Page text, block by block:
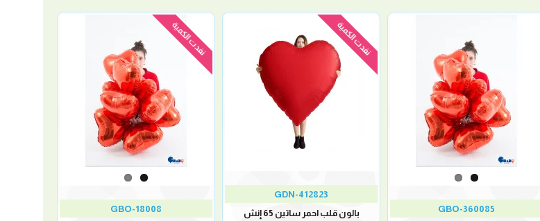
GBO-360085
نفدت الكمية
GDN-412823
بالون قلب احمر ساتين 65 إنش
نفدت الكمية
GBO-18008